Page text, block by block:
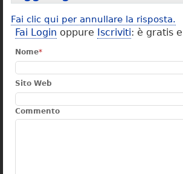
Fai clic qui per annullare la risposta.
Fai Login oppure Iscriviti: è gratis
Nome*
Sito Web
Commento